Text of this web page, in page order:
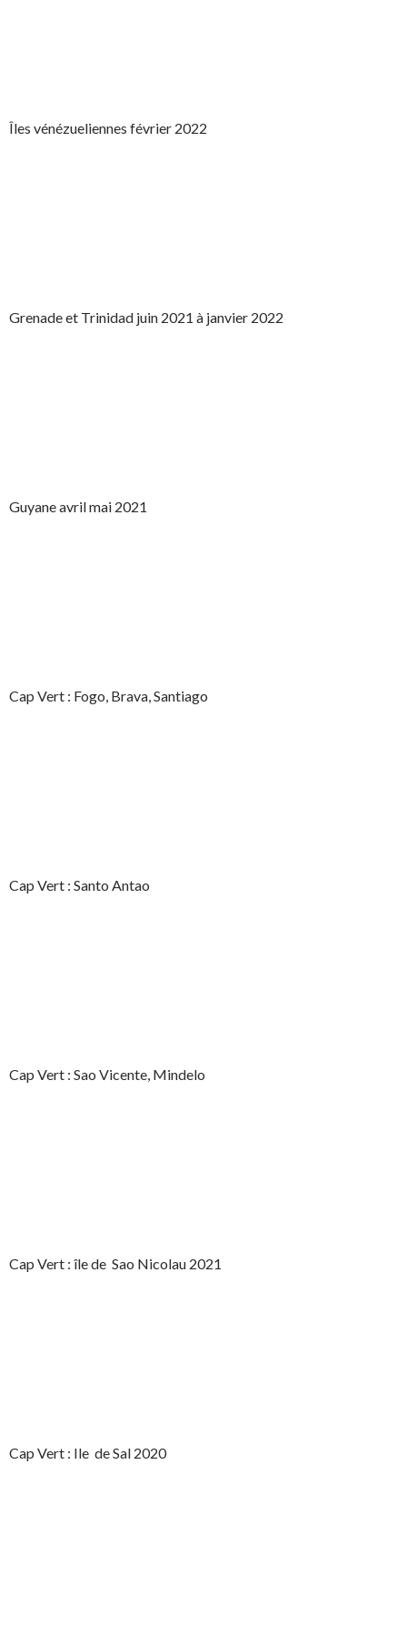
Îles vénézueliennes février 2022
Grenade et Trinidad juin 2021 à janvier 2022
Guyane avril mai 2021
Cap Vert : Fogo, Brava, Santiago
Cap Vert : Santo Antao
Cap Vert : Sao Vicente, Mindelo
Cap Vert : île de Sao Nicolau 2021
Cap Vert : Ile de Sal 2020